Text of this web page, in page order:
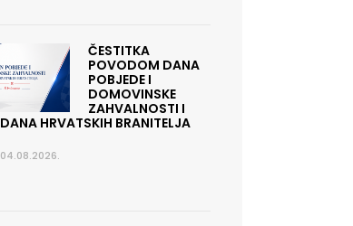
ČESTITKA
POVODOM DANA
POBJEDE I
DOMOVINSKE
ZAHVALNOSTI I
DANA HRVATSKIH BRANITELJA
04.08.2026.